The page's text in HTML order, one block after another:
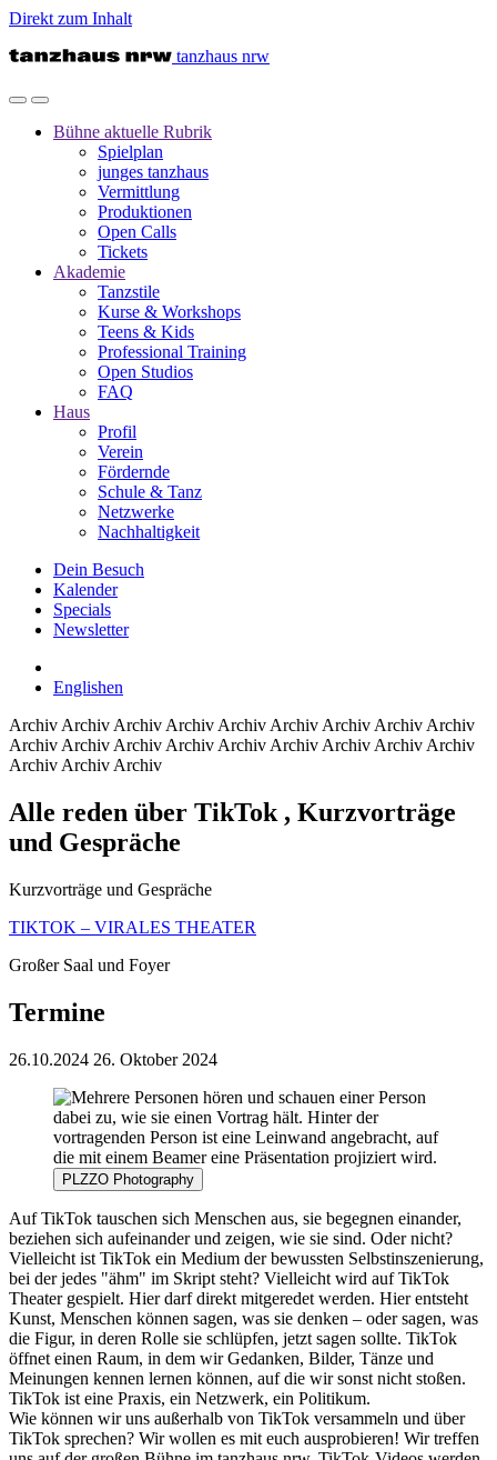
Direkt zum Inhalt
tanzhaus nrw
Bühne aktuelle Rubrik
Spielplan
junges tanzhaus
Vermittlung
Produktionen
Open Calls
Tickets
Akademie
Tanzstile
Kurse & Workshops
Teens & Kids
Professional Training
Open Studios
FAQ
Haus
Profil
Verein
Fördernde
Schule & Tanz
Netzwerke
Nachhaltigkeit
Dein Besuch
Kalender
Specials
Newsletter
Englishen
Archiv Archiv Archiv Archiv Archiv Archiv Archiv Archiv Archiv
Archiv Archiv Archiv Archiv Archiv Archiv Archiv Archiv Archiv
Archiv Archiv Archiv
Alle reden über TikTok , Kurzvorträge
und Gespräche
Kurzvorträge und Gespräche
TIKTOK – VIRALES THEATER
Großer Saal und Foyer
Termine
26.10.2024 26. Oktober 2024
PLZZO Photography
Auf TikTok tauschen sich Menschen aus, sie begegnen einander,
beziehen sich aufeinander und zeigen, wie sie sind. Oder nicht?
Vielleicht ist TikTok ein Medium der bewussten Selbstinszenierung,
bei der jedes "ähm" im Skript steht? Vielleicht wird auf TikTok
Theater gespielt. Hier darf direkt mitgeredet werden. Hier entsteht
Kunst, Menschen können sagen, was sie denken – oder sagen, was
die Figur, in deren Rolle sie schlüpfen, jetzt sagen sollte. TikTok
öffnet einen Raum, in dem wir Gedanken, Bilder, Tänze und
Meinungen kennen lernen können, auf die wir sonst nicht stoßen.
TikTok ist eine Praxis, ein Netzwerk, ein Politikum.
Wie können wir uns außerhalb von TikTok versammeln und über
TikTok sprechen? Wir wollen es mit euch ausprobieren! Wir treffen